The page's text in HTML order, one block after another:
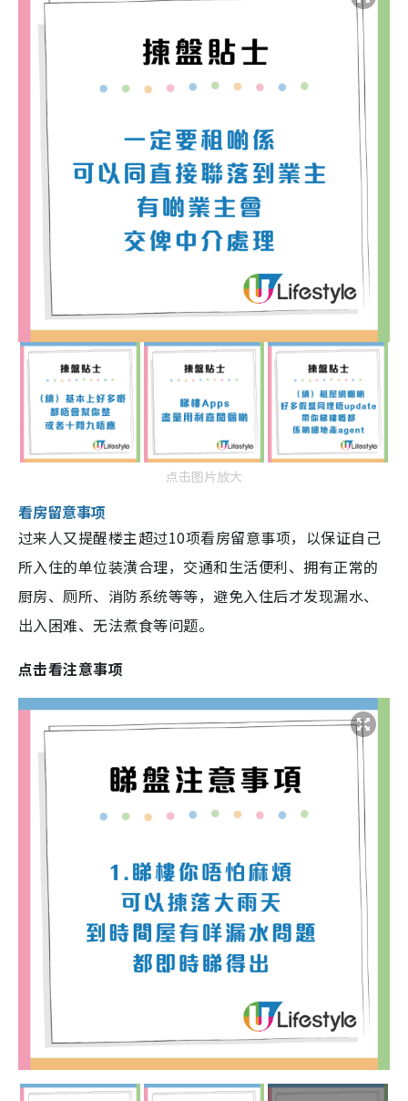
点击图片放大
看房留意事项
过来人又提醒楼主超过10项看房留意事项，以保证自己
所入住的单位装潢合理，交通和生活便利、拥有正常的
厨房、厕所、消防系统等等，避免入住后才发现漏水、
出入困难、无法煮食等问题。
点击看注意事项